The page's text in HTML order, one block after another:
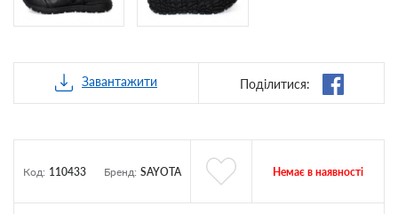
Завантажити Поділитися:
Код: 110433 Бренд: SAYOTA Немає в наявності